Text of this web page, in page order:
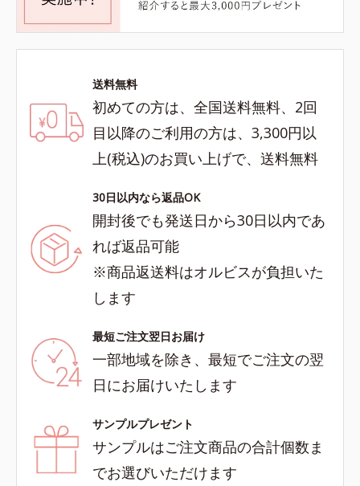
送料無料
初めての方は、全国送料無料、2回
目以降のご利用の方は、3,300円以
上(税込)のお買い上げで、送料無料
30日以内なら返品OK
開封後でも発送日から30日以内であ
れば返品可能
※商品返送料はオルビスが負担いた
します
最短ご注文翌日お届け
一部地域を除き、最短でご注文の翌
日にお届けいたします
サンプルプレゼント
サンプルはご注文商品の合計個数ま
でお選びいただけます